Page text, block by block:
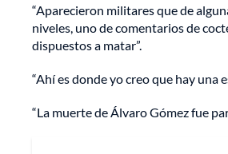
“Aparecieron militares que de
niveles, uno de comentarios de
dispuestos a matar”.
“Ahí es donde yo creo que hay una
“La muerte de Álvaro Gómez fue